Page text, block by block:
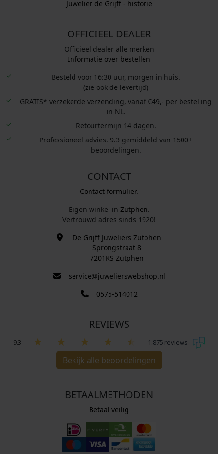
Juwelier de Grijff - historie
OFFICIEEL DEALER
Officieel dealer alle merken
Informatie over bestellen
Besteld voor 16:30 uur, morgen in huis.
(zie ook de levertijd)
GRATIS* verzekerde verzending, vanaf €49,- per bestelling
in NL.
Retourtermijn 14 dagen.
Professioneel advies. 9.3 gemiddeld van 1500+
beoordelingen.
CONTACT
Contact formulier.
Eigen winkel in Zutphen.
Vertrouwd adres sinds 1920!
De Grijff Juweliers Zutphen
Sprongstraat 8
7201KS Zutphen
service@juwelierswebshop.nl
0575-514012
REVIEWS
9.3 1.875 reviews
Bekijk alle beoordelingen
BETAALMETHODEN
Betaal veilig